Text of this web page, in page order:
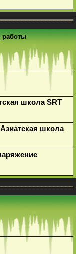
работы
школа SRT
школа